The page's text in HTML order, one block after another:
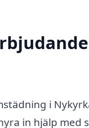
i
in hjälp med